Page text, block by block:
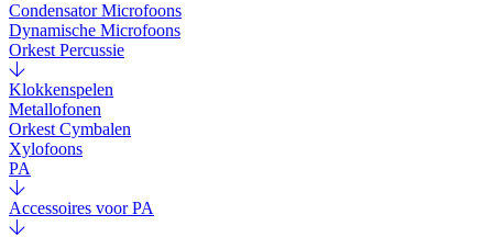
Condensator Microfoons
Dynamische Microfoons
Orkest Percussie
Klokkenspelen
Metallofonen
Orkest Cymbalen
Xylofoons
PA
Accessoires voor PA